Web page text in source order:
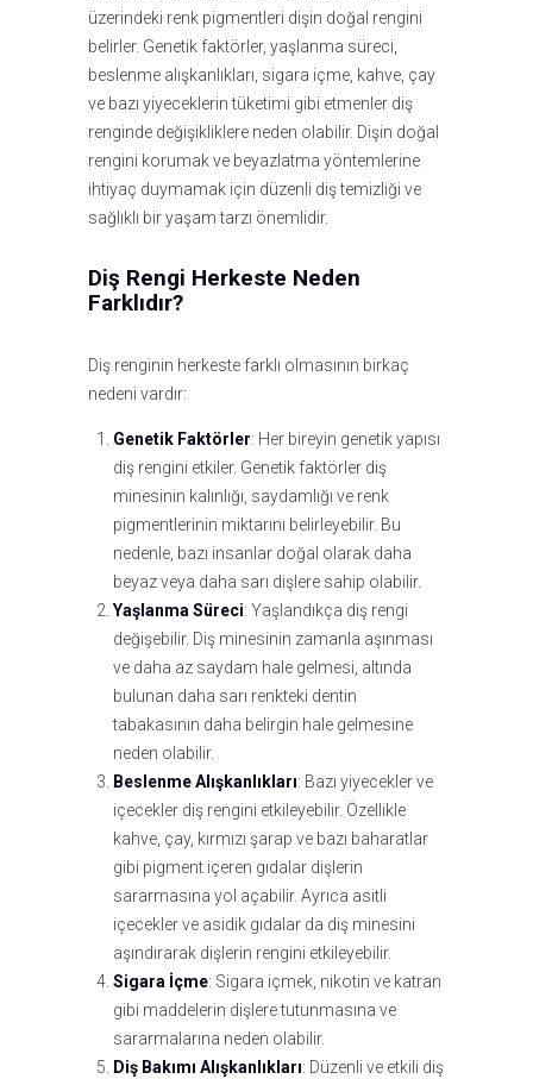
üzerindeki renk pigmentleri dişin doğal rengini
belirler. Genetik faktörler, yaşlanma süreci,
beslenme alışkanlıkları, sigara içme, kahve, çay
ve bazı yiyeceklerin tüketimi gibi etmenler diş
renginde değişikliklere neden olabilir. Dişin doğal
rengini korumak ve beyazlatma yöntemlerine
ihtiyaç duymamak için düzenli diş temizliği ve
sağlıklı bir yaşam tarzı önemlidir.
Diş Rengi Herkeste Neden
Farklıdır?
Diş renginin herkeste farklı olmasının birkaç
nedeni vardır:
Genetik Faktörler: Her bireyin genetik yapısı
diş rengini etkiler. Genetik faktörler diş
minesinin kalınlığı, saydamlığı ve renk
pigmentlerinin miktarını belirleyebilir. Bu
nedenle, bazı insanlar doğal olarak daha
beyaz veya daha sarı dişlere sahip olabilir.
Yaşlanma Süreci: Yaşlandıkça diş rengi
değişebilir. Diş minesinin zamanla aşınması
ve daha az saydam hale gelmesi, altında
bulunan daha sarı renkteki dentin
tabakasının daha belirgin hale gelmesine
neden olabilir.
Beslenme Alışkanlıkları: Bazı yiyecekler ve
içecekler diş rengini etkileyebilir. Özellikle
kahve, çay, kırmızı şarap ve bazı baharatlar
gibi pigment içeren gıdalar dişlerin
sararmasına yol açabilir. Ayrıca asitli
içecekler ve asidik gıdalar da diş minesini
aşındırarak dişlerin rengini etkileyebilir.
Sigara İçme: Sigara içmek, nikotin ve katran
gibi maddelerin dişlere tutunmasına ve
sararmalarına neden olabilir.
Diş Bakımı Alışkanlıkları: Düzenli ve etkili diş